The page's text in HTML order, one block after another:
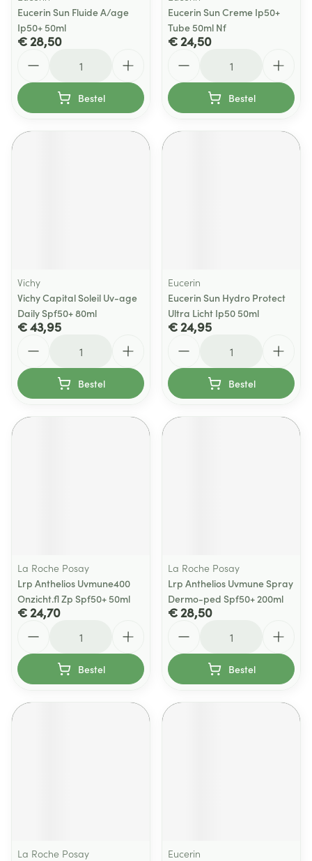
Eucerin Sun Fluide A/age
Ip50+ 50ml
€ 28,50
Bestel
Eucerin Sun Creme Ip50+
Tube 50ml Nf
€ 24,50
Bestel
Vichy
Vichy Capital Soleil Uv-age
Daily Spf50+ 80ml
€ 43,95
Bestel
Eucerin
Eucerin Sun Hydro Protect
Ultra Licht Ip50 50ml
€ 24,95
Bestel
La Roche Posay
Lrp Anthelios Uvmune400
Onzicht.fl Zp Spf50+ 50ml
€ 24,70
Bestel
La Roche Posay
Lrp Anthelios Uvmune Spray
Dermo-ped Spf50+ 200ml
€ 28,50
Bestel
La Roche Posay
Eucerin